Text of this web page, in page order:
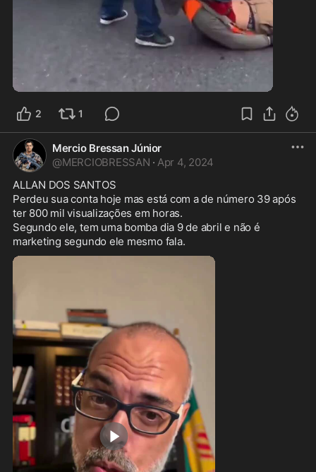
1:26
2 1
Mercio Bressan Júnior
@MERCIOBRESSAN · Apr 4, 2024
ALLAN DOS SANTOS
Perdeu sua conta hoje mas está com a de número 39 após
ter 800 mil visualizações em horas.
Segundo ele, tem uma bomba dia 9 de abril e não é
marketing segundo ele mesmo fala.